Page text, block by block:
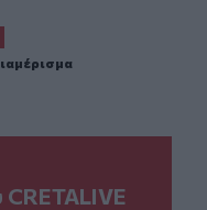
CRETALIVE